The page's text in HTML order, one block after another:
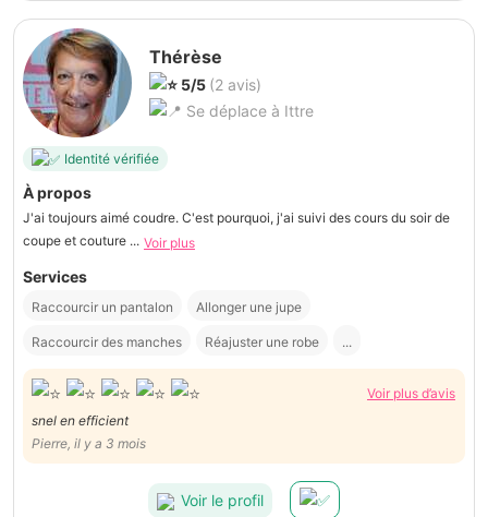
Thérèse
5/5 (2 avis)
Se déplace à Ittre
Identité vérifiée
À propos
J'ai toujours aimé coudre. C'est pourquoi, j'ai suivi des cours du soir de
coupe et couture ... Voir plus
Services
Raccourcir un pantalon Allonger une jupe
Raccourcir des manches Réajuster une robe ...
Voir plus d’avis
snel en efficient
Pierre, il y a 3 mois
Voir le profil